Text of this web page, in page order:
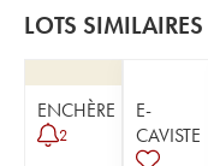
LOTS SIMILAIRES
ENCHÈRE
2
E-
CAVISTE